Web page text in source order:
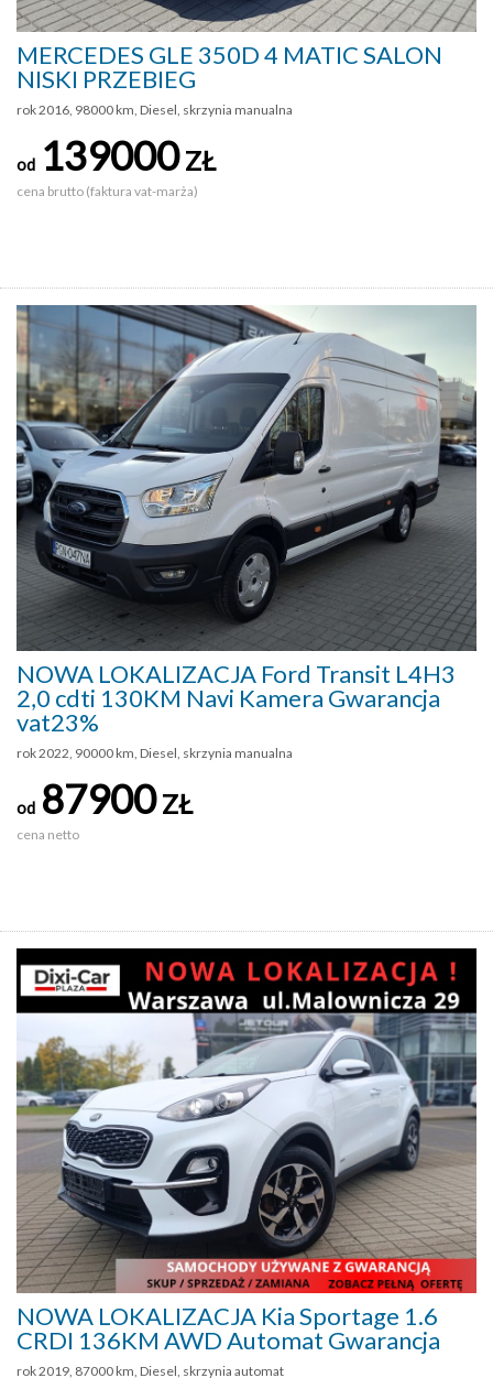
MERCEDES GLE 350D 4 MATIC SALON
NISKI PRZEBIEG
rok 2016, 98000 km, Diesel, skrzynia manualna
od 139000ZŁ
cena brutto (faktura vat-marża)
NOWA LOKALIZACJA Ford Transit L4H3
2,0 cdti 130KM Navi Kamera Gwarancja
vat23%
rok 2022, 90000 km, Diesel, skrzynia manualna
od 87900ZŁ
cena netto
NOWA LOKALIZACJA Kia Sportage 1.6
CRDI 136KM AWD Automat Gwarancja
rok 2019, 87000 km, Diesel, skrzynia automat